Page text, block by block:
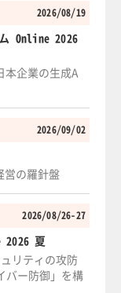
2026/08/19
Online 2026
本企業の生成A
2026/09/02
営の羅針盤
2026/08/26-27
2026 夏
リティの攻防
バー防御」を構